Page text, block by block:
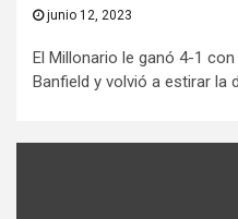
junio 12, 2023
El Millonario le ganó 4-1
Banfield y volvió a estirar la